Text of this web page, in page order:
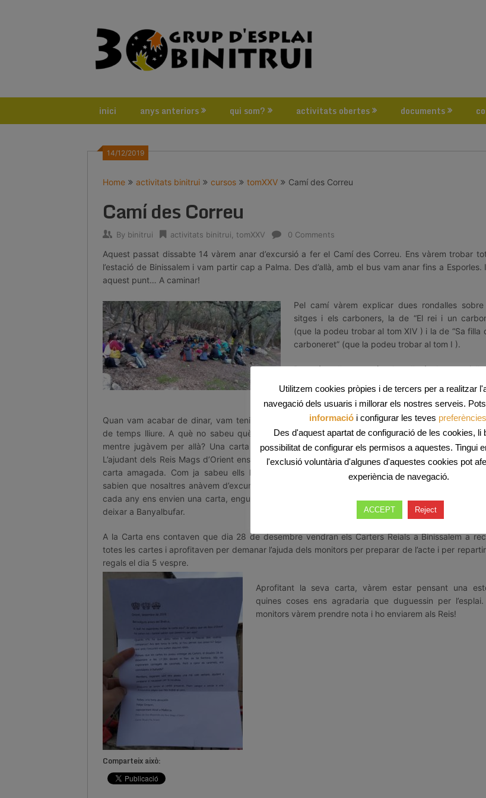
inici anys anteriors qui som? activitats obertes documents
14/12/2019
Home activitats binitrui cursos tomXXV Camí des Correu
Camí des Correu
By binitrui activitats binitrui tomXXV 0 Comments
Aquest passat dissabte 14 vàrem anar d’excursió a fer el Camí des Correu. Ens vàrem trobar
l’estació de Binissalem i vam partir cap a Palma. Des d’allà, amb el bus vam anar fins a Esporles.
aquest punt… A caminar!
Pel camí vàrem explicar dues rondalles
sitges i els carboners, la de “El rei i un
(que la podeu trobar al tom XIV ) i la de “Sa filla
carboneret” (que la podeu trobar al tom I ).
Després d’un camí ple d’anècdotes,
Banyalbufar, on gaudírem del tan esperat dinar.
Quan vam acabar de dinar, vam tenir una estoneta
de temps lliure. A què no sabeu què vàrem trobar
mentre jugàvem per allà? Una carta molt especial!
L’ajudant dels Reis Mags d’Orient ens va deixar una
carta amagada. Com ja sabeu ells ho saben tot i
sabien que nosaltres anàvem d’excursió, i com que
cada any ens envien una carta, enguany ens la van
deixar a Banyalbufar.
A la Carta ens contaven que dia 28 de desembre vendran els Carters Reials a Binissalem a
totes les cartes i aprofitaven per demanar l’ajuda dels monitors per preparar de l’acte i per
regals el dia 5 vespre.
Aprofitant la seva carta, vàrem estar pensant una
quines coses ens agradaria que duguessin per l’esplai.
monitors vàrem prendre nota i ho enviarem als Reis!
Comparteix això:
Utilitzem cookies pròpies i de tercers per a realitzar
navegació dels usuaris i millorar els nostres serveis.
informaciói configurar les teves preferències
Des d'aquest apartat de configuració de les cookies, li
possibilitat de configurar els permisos a aquestes. Tingui
l'exclusió voluntària d'algunes d'aquestes cookies pot
experiència de navegació.
ACCEPT Reject